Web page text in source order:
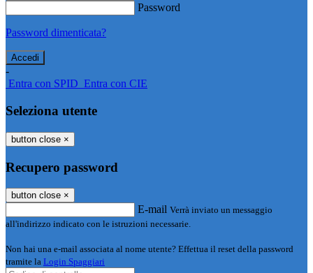
Password
Password dimenticata?
-
Entra con SPID Entra con CIE
Seleziona utente
button close ×
Recupero password
button close ×
E-mail Verrà inviato un messaggio
all'indirizzo indicato con le istruzioni necessarie.
Non hai una e-mail associata al nome utente? Effettua il reset della password
tramite la Login Spaggiari